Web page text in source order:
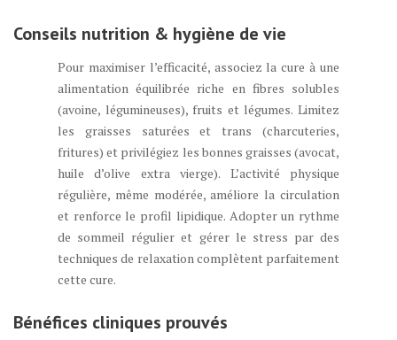
Conseils nutrition & hygiène de vie
Pour maximiser l’efficacité, associez la cure à une
alimentation équilibrée riche en fibres solubles
(avoine, légumineuses), fruits et légumes. Limitez
les graisses saturées et trans (charcuteries,
fritures) et privilégiez les bonnes graisses (avocat,
huile d’olive extra vierge). L’activité physique
régulière, même modérée, améliore la circulation
et renforce le profil lipidique. Adopter un rythme
de sommeil régulier et gérer le stress par des
techniques de relaxation complètent parfaitement
cette cure.
Bénéfices cliniques prouvés